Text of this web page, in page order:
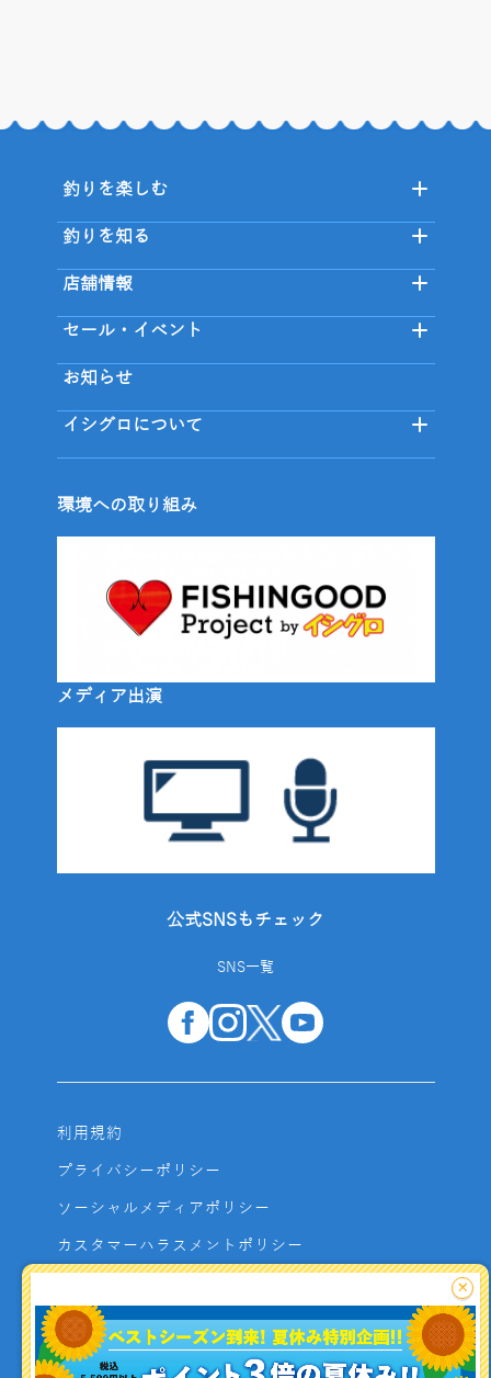
釣りを楽しむ
釣りを知る
店舗情報
セール・イベント
お知らせ
イシグロについて
環境への取り組み
メディア出演
公式SNSもチェック
SNS一覧
利用規約
プライバシーポリシー
ソーシャルメディアポリシー
カスタマーハラスメントポリシー
よくあるご質問
お問い合わせ
×